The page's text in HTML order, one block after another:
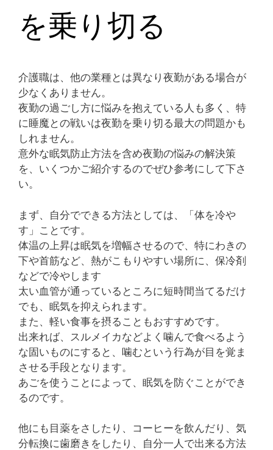
を乗り切る
介護職は、他の業種とは異なり夜勤がある場合が
少なくありません。
夜勤の過ごし方に悩みを抱えている人も多く、特
に睡魔との戦いは夜勤を乗り切る最大の問題かも
しれません。
意外な眠気防止方法を含め夜勤の悩みの解決策
を、いくつかご紹介するのでぜひ参考にして下さ
い。
まず、自分でできる方法としては、「体を冷や
す」ことです。
体温の上昇は眠気を増幅させるので、特にわきの
下や首筋など、熱がこもりやすい場所に、保冷剤
などで冷やします
太い血管が通っているところに短時間当てるだけ
でも、眠気を抑えられます。
また、軽い食事を摂ることもおすすめです。
出来れば、スルメイカなどよく噛んで食べるよう
な固いものにすると、噛むという行為が目を覚ま
させる手段となります。
あごを使うことによって、眠気を防ぐことができ
るのです。
他にも目薬をさしたり、コーヒーを飲んだり、気
分転換に歯磨きをしたり、自分一人で出来る方法